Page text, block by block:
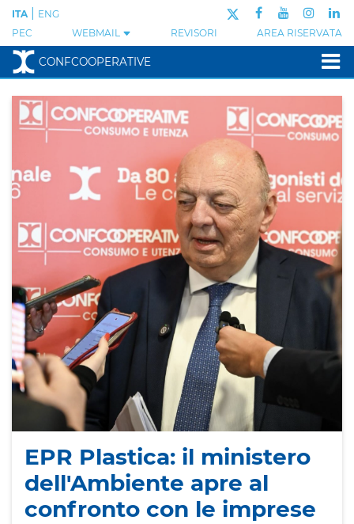
PEC WEBMAIL REVISORI AREA RISERVATA
ITA ENG
CONFCOOPERATIVE
EPR Plastica: il ministero
dell'Ambiente apre al
confronto con le imprese